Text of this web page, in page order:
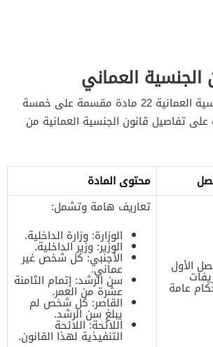
العماني
يوجد في قانون الجنسية العمانية 22 مادة مقسمة على خمسة
تفاصيل قانون الجنسية العمانية من
محتوى المادة
الأول
عامة
تعاريف هامة وتشمل:
الوزارة: وزارة الداخلية.
الوزير: وزير الداخلية.
الأجنبي: كل شخص غير
عماني.
سن الرشد: إتمام الثامنة
عشرة من العمر.
القاصر: كل شخص لم
يبلغ سن الرشد.
اللائحة: اللائحة
التنفيذية لهذا القانون.